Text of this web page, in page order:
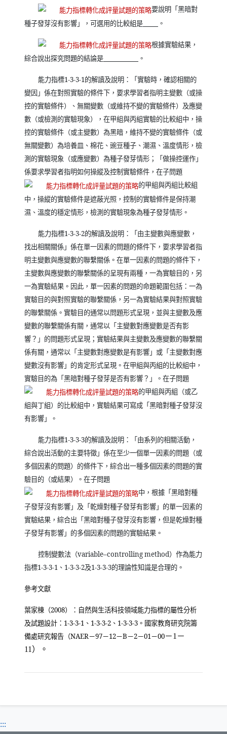
要說明「黑暗對
種子發芽沒有影響」，可選用的比較組是
。
根據實驗結果，
綜合說出探究問題的結論是
。
能力指標1-3-3-1的解讀及說明： 「實驗時，確認相關的
變因 」係在對照實驗的條件下，要求學習者指明主變數（或操
控的實驗條件）、無關變數（或維持不變的實驗條件）及應變
數（或檢測的實驗現象），在甲組與丙組實驗的比較組中， 操
控的實驗條件（或主變數） 為黑暗， 維持不變的實驗條件（或
無關變數） 為培養皿、棉花、豌豆種子、潮濕、溫度情形， 檢
測的實驗現象（或應變數） 為種子發芽情形 ；「做操控運作」
係要求學習者指明如何操縱及控制實驗條件， 在子問題
的甲組與丙組比較組
中， 操縱的實驗條件是遮蔽光照，控制的實驗條件是保持潮
濕、溫度的穩定情形， 檢測的實驗現象為種子發芽情形 。
能力指標1-3-3-2的解讀及說明： 「由主變數與應變數，
找出相關關係」係在單一因素的問題的條件下，要求學習者指
明主變數與應變數的聯繫關係。在單一因素的問題的條件下，
主變數與應變數的聯繫關係的呈現有兩種，一為實驗目的，另
一為實驗結果。因此，單一因素的問題的命題範圍包括：一為
實驗目的與對照實驗的聯繫關係，另一為實驗結果與對照實驗
的聯繫關係。實驗目的通常以問題形式呈現，並與主變數及應
變數的聯繫關係有關，通常以「主變數對應變數是否有影
響？」的問題形式呈現；實驗結果與主變數及應變數的聯繫關
係有關，通常以「主變數對應變數是有影響」或「主變數對應
變數沒有影響」的肯定形式呈現。在甲組與丙組的比較組中，
實驗目的為 「黑暗對種子發芽是否有影響？」。在子問題
的甲組與丙組（或乙
組與丁組）的比較組中，實驗結果可寫成「黑暗對種子發芽沒
有影響」。
能力指標1-3-3-3的解讀及說明： 「由系列的相關活動，
綜合說出活動的主要特徵」係在至少一個單一因素的問題（或
多個因素的問題）的條件下，綜合出一種多個因素的問題的實
驗目的（或結果）。 在子問題
中，根據「黑暗對種
子發芽沒有影響」及「乾燥對種子發芽有影響」的單一因素的
實驗結果，綜合出「黑暗對種子發芽沒有影響，但是乾燥對種
子發芽有影響」的多個因素的問題的實驗結果。
控制變數法（variable–controlling method）作為能力
指標1-3-3-1 、 1-3-3-2及1-3-3-3的理論性知識是合理的。
參考文獻
葉家棟（2008）：自然與生活科技領域能力指標的屬性分析
及試題設計： 1-3-3-1 、 1-3-3-2 、 1-3-3-3 。國家教育研究院籌
備處研究報告（NAER－97－12－B－2－01－00－1 －
11 ）。
:::